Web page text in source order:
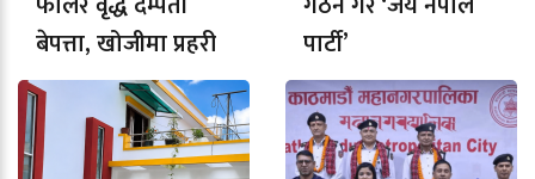
बेपत्ता, खोजीमा प्रहरी
पार्टी’